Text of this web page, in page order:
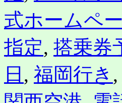
式ホームペ
指定, 搭乗券
日 , 福岡行き ,